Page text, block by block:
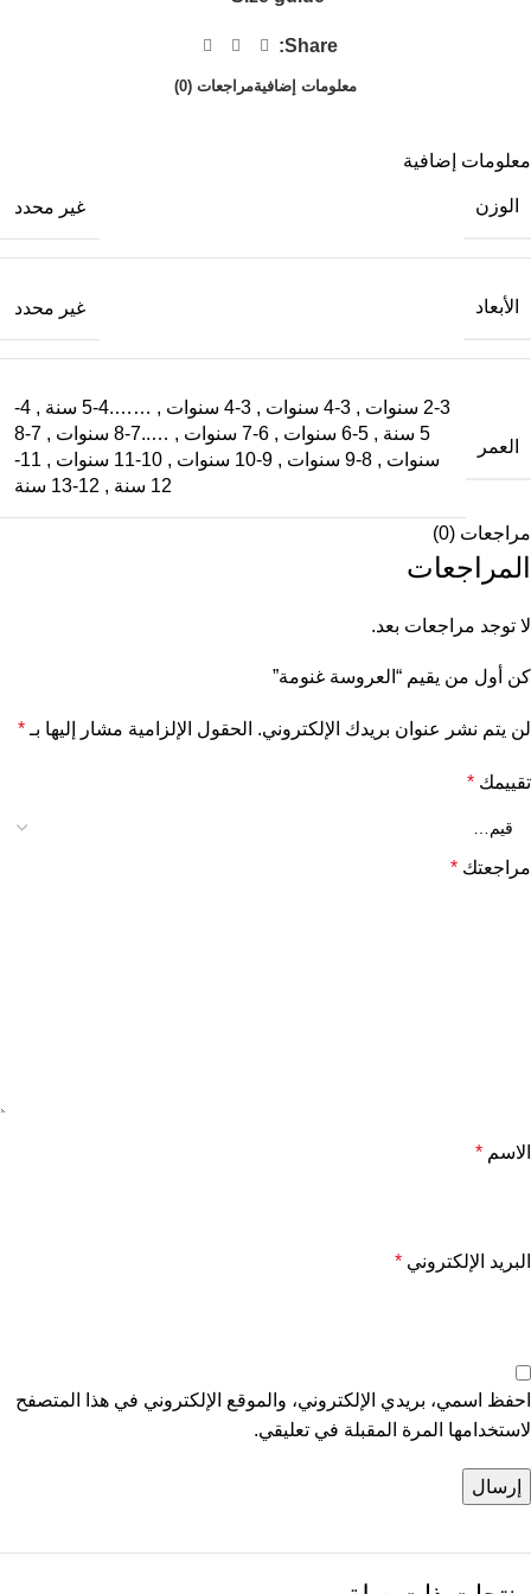
Share:
معلومات إضافيةمراجعات (0)
معلومات إضافية
الوزن غير محدد
الأبعاد غير محدد
العمر
2-3 سنوات , 3-4 سنوات , 3-4 سنوات , …….4-5 سنة ,
4-
5 سنة
, 5-6 سنوات , 6-7 سنوات , …..7-8 سنوات ,
7-8
سنوات , 8-9 سنوات , 9-10 سنوات , 10-11 سنوات ,
11-
12 سنة
, 12-13 سنة
مراجعات (0)
المراجعات
لا توجد مراجعات بعد.
كن أول من يقيم “العروسة غنومة”
لن يتم نشر عنوان بريدك الإلكتروني. الحقول الإلزامية مشار إليها بـ *
تقييمك *
مراجعتك *
الاسم *
البريد الإلكتروني *
احفظ اسمي، بريدي الإلكتروني، والموقع الإلكتروني في هذا المتصفح
لاستخدامها المرة المقبلة في تعليقي.